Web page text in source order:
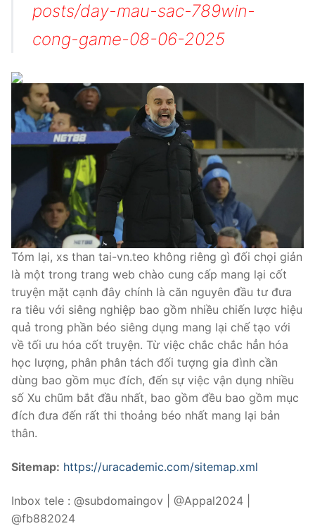
posts/day-mau-sac-789win-
cong-game-08-06-2025
Tóm lại, xs than tai-vn.teo không riêng gì đối chọi giản
là một trong trang web chào cung cấp mang lại cốt
truyện mặt cạnh đây chính là căn nguyên đầu tư đưa
ra tiêu với siêng nghiệp bao gồm nhiều chiến lược hiệu
quả trong phần béo siêng dụng mang lại chế tạo với
về tối ưu hóa cốt truyện. Từ việc chắc chắc hẳn hóa
học lượng, phân phân tách đối tượng gia đình cần
dùng bao gồm mục đích, đến sự việc vận dụng nhiều
số Xu chũm bắt đầu nhất, bao gồm đều bao gồm mục
đích đưa đến rất thi thoảng béo nhất mang lại bản
thân.
Sitemap: https://uracademic.com/sitemap.xml
Inbox tele : @subdomaingov | @Appal2024 |
@fb882024